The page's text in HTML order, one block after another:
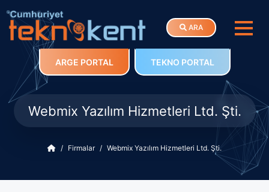
ARA
ARGE PORTAL TEKNO PORTAL
Webmix Yazılım Hizmetleri Ltd. Şti.
Firmalar Webmix Yazılım Hizmetleri Ltd. Şti.